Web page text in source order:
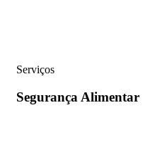
Serviços
Segurança Alimentar​